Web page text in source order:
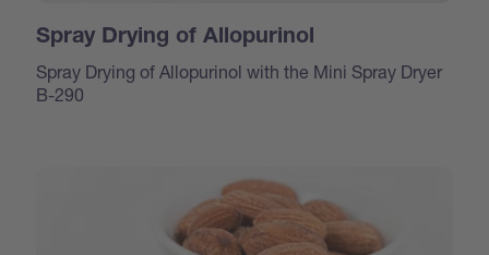
Spray Drying of Allopurinol
Spray Drying of Allopurinol with the Mini Spray Dryer
B-290